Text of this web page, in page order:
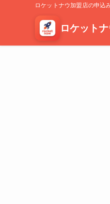
ロケットナウ加盟店の申込
ロケット